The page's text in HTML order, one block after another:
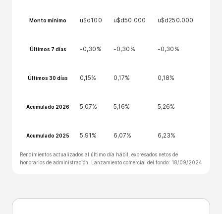
Monto mínimo u$d100 u$d50.000 u$d250.000
Últimos 7 días -0,30% -0,30% -0,30%
Últimos 30 días 0,15% 0,17% 0,18%
Acumulado 2026 5,07% 5,16% 5,26%
Acumulado 2025 5,91% 6,07% 6,23%
Rendimientos actualizados al último día hábil, expresados netos de
honorarios de administración. Lanzamiento comercial del fondo: 18/09/2024